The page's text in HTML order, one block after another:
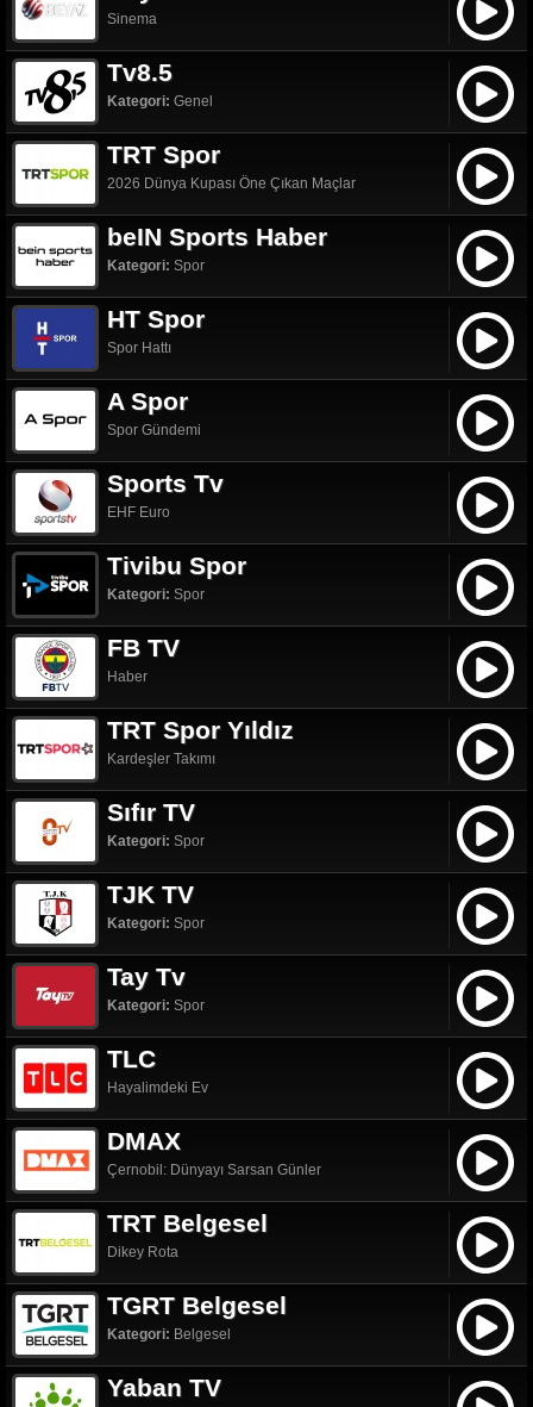
Sinema
Tv8.5
Kategori: Genel
TRT Spor
2026 Dünya Kupası Öne Çıkan Maçlar
beIN Sports Haber
Kategori: Spor
HT Spor
Spor Hattı
A Spor
Spor Gündemi
Sports Tv
EHF Euro
Tivibu Spor
Kategori: Spor
FB TV
Haber
TRT Spor Yıldız
Kardeşler Takımı
Sıfır TV
Kategori: Spor
TJK TV
Kategori: Spor
Tay Tv
Kategori: Spor
TLC
Hayalimdeki Ev
DMAX
Çernobil: Dünyayı Sarsan Günler
TRT Belgesel
Dikey Rota
TGRT Belgesel
Kategori: Belgesel
Yaban TV